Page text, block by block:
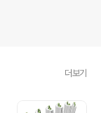
더보기